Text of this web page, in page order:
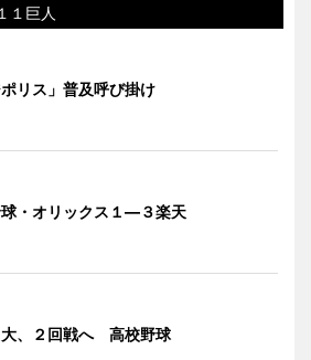
１巨人
ポリス」普及呼び掛け
・オリックス１―３楽天
、２回戦へ 高校野球